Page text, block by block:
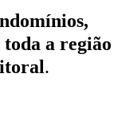
a região
.